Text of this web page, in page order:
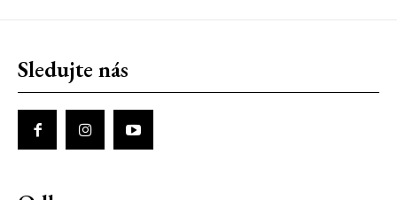
Sledujte nás